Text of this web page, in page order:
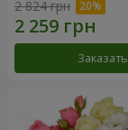
2 824 грн
Заказать